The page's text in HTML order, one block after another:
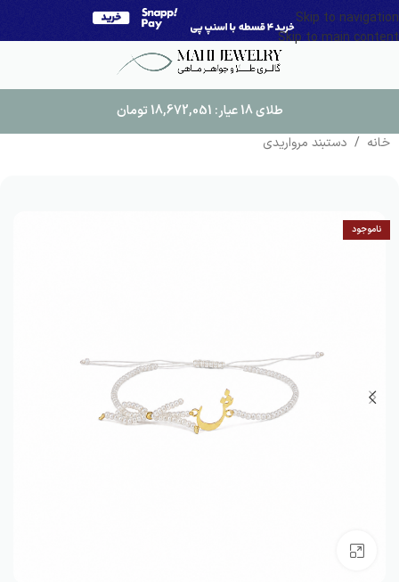
Skip to navigation
Skip to main content
طلای 18 عیار: 18,672,051 تومان
خانه / دستبند مرواریدی
ناموجود